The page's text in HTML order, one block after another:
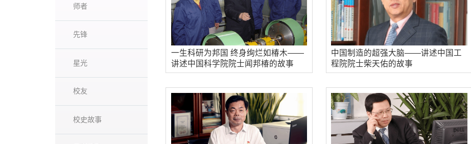
师者
先锋
星光
校友
校史故事
一生科研为邦国 终身绚烂如椿木——
讲述中国科学院院士闻邦椿的故事
中国制造的超强大脑——讲述中国工
程院院士柴天佑的故事